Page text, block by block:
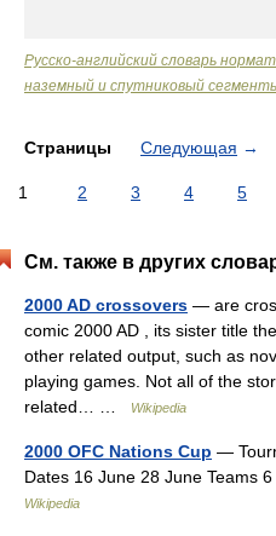
Русско-английский словарь
наземный и спутниковый
Страницы Следующая →
1 2 3 4 5
См. также в других
2000 AD crossovers — are
comic 2000 AD , its sister title
other related output, such as
playing games. Not all of the
related… …
Wikipedia
2000 OFC Nations Cup —
Dates 16 June 28 June Teams
Wikipedia